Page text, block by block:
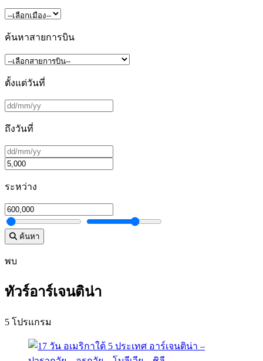
ค้นหาสายการบิน
ตั้งแต่วันที่
ถึงวันที่
ระหว่าง
ค้นหา
พบ
ทัวร์อาร์เจนติน่า
5 โปรแกรม